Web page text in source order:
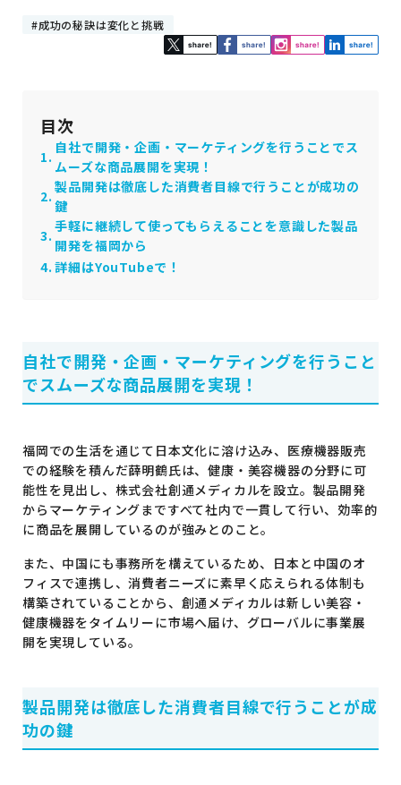
成功の秘訣は変化と挑戦
目次
自社で開発・企画・マーケティングを行うことでス
ムーズな商品展開を実現！
製品開発は徹底した消費者目線で行うことが成功の
鍵
手軽に継続して使ってもらえることを意識した製品
開発を福岡から
詳細はYouTubeで！
自社で開発・企画・マーケティングを行うこと
でスムーズな商品展開を実現！
福岡での生活を通じて日本文化に溶け込み、医療機器販売
での経験を積んだ薛明鶴氏は、健康・美容機器の分野に可
能性を見出し、株式会社創通メディカルを設立。製品開発
からマーケティングまですべて社内で一貫して行い、効率的
に商品を展開しているのが強みとのこと。
また、中国にも事務所を構えているため、日本と中国のオ
フィスで連携し、消費者ニーズに素早く応えられる体制も
構築されていることから、創通メディカルは新しい美容・
健康機器をタイムリーに市場へ届け、グローバルに事業展
開を実現している。
製品開発は徹底した消費者目線で行うことが成
功の鍵